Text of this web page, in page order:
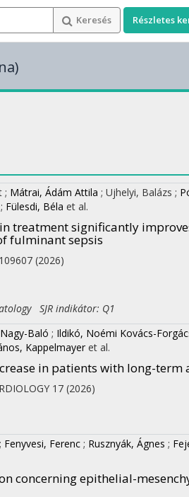
Keresés Részletes
; Mátrai, Ádám Attila ; Ujhelyi, Balázs ;
; Fülesdi, Béla et al.
treatment significantly
fulminant sepsis
(2026)
SJR indikátor: Q1
Baló ; Ildikó, Noémi Kovács-
Kappelmayer et al.
in patients with long-
17 (2026)
; Fenyvesi, Ferenc ; Rusznyák, Ágnes ;
concerning epithelial-